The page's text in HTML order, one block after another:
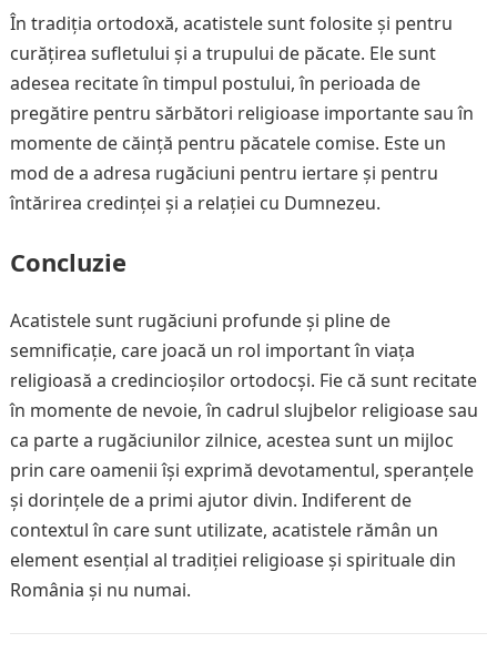
În tradiția ortodoxă, acatistele sunt folosite și pentru
curățirea sufletului și a trupului de păcate. Ele sunt
adesea recitate în timpul postului, în perioada de
pregătire pentru sărbători religioase importante sau în
momente de căință pentru păcatele comise. Este un
mod de a adresa rugăciuni pentru iertare și pentru
întărirea credinței și a relației cu Dumnezeu.
Concluzie
Acatistele sunt rugăciuni profunde și pline de
semnificație, care joacă un rol important în viața
religioasă a credincioșilor ortodocși. Fie că sunt recitate
în momente de nevoie, în cadrul slujbelor religioase sau
ca parte a rugăciunilor zilnice, acestea sunt un mijloc
prin care oamenii își exprimă devotamentul, speranțele
și dorințele de a primi ajutor divin. Indiferent de
contextul în care sunt utilizate, acatistele rămân un
element esențial al tradiției religioase și spirituale din
România și nu numai.